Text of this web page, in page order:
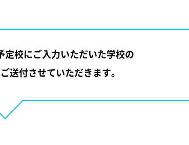
校にご入力いただいた学校の
ご送付させていただきます。